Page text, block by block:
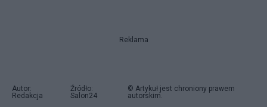
Reklama
Autor:
Redakcja
Źródło:
Salon24
© Artykuł jest chroniony prawem
autorskim.